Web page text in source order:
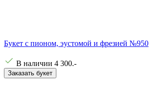
Букет с пионом, эустомой и фрезией №950
В наличии 4 300.-
Заказать букет